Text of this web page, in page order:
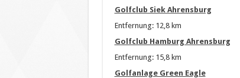
Golfclub Siek Ahrensburg
Entfernung: 12,8 km
Golfclub Hamburg Ahrensburg
Entfernung: 15,8 km
Golfanlage Green Eagle